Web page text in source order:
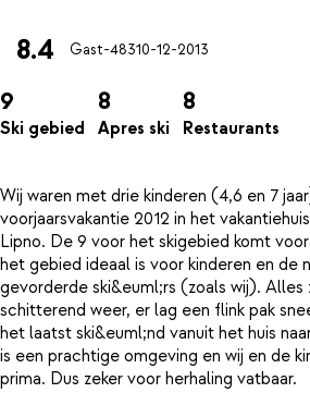
8.4 Gast-48310-12-2013
9
Ski gebied
8
Apres ski
8
Restaurants
Wij waren met drie kinderen (4,6 en 7
voorjaarsvakantie 2012 in het
Lipno. De 9 voor het skigebied komt
het gebied ideaal is voor kinderen en de
gevorderde ski&euml;rs (zoals wij). Alles
schitterend weer, er lag een flink pak
het laatst ski&euml;nd vanuit het huis
is een prachtige omgeving en wij en de
prima. Dus zeker voor herhaling vatbaar.